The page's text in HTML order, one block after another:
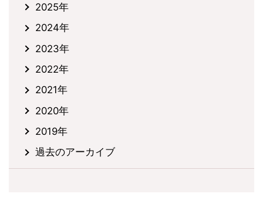
2025年
2024年
2023年
2022年
2021年
2020年
2019年
過去のアーカイブ